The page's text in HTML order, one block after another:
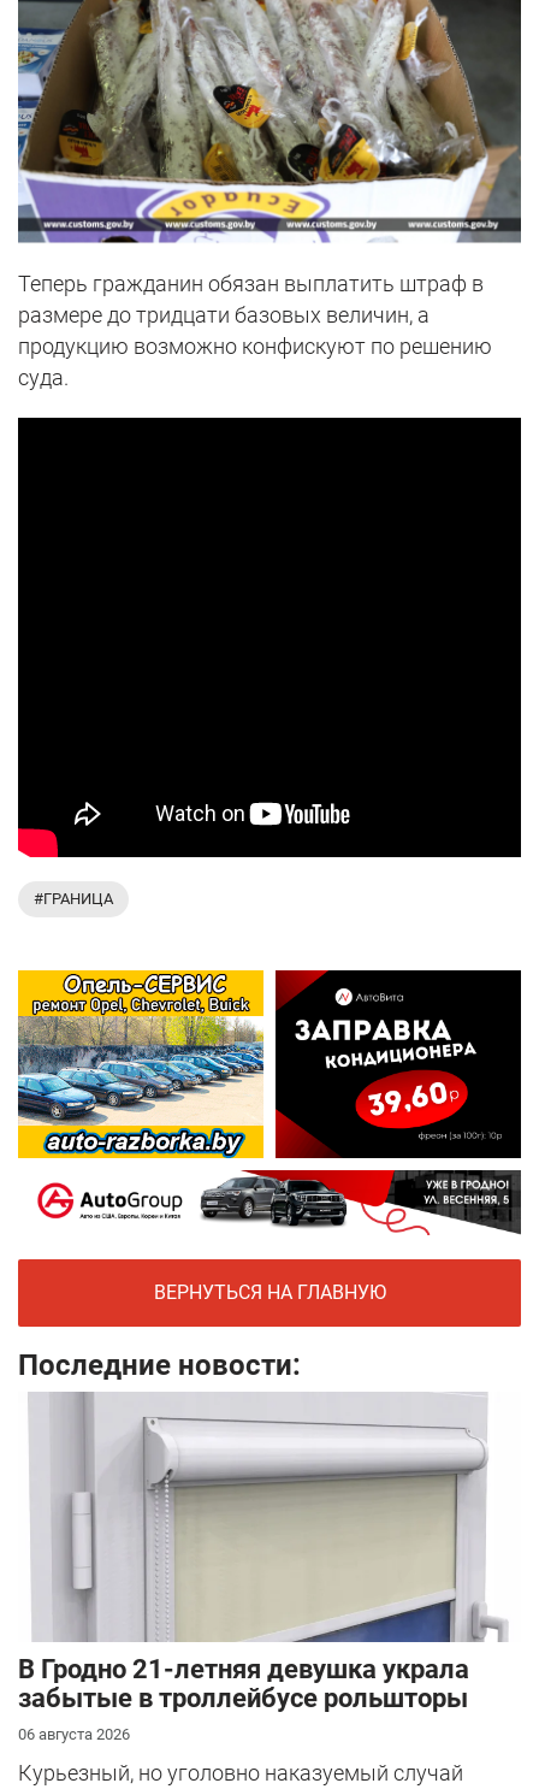
Теперь гражданин обязан выплатить штраф в
размере до тридцати базовых величин, а
продукцию возможно конфискуют по решению
суда.
#ГРАНИЦА
ВЕРНУТЬСЯ НА ГЛАВНУЮ
Последние новости:
В Гродно 21-летняя девушка украла
забытые в троллейбусе рольшторы
06 августа 2026
Курьезный, но уголовно наказуемый случай